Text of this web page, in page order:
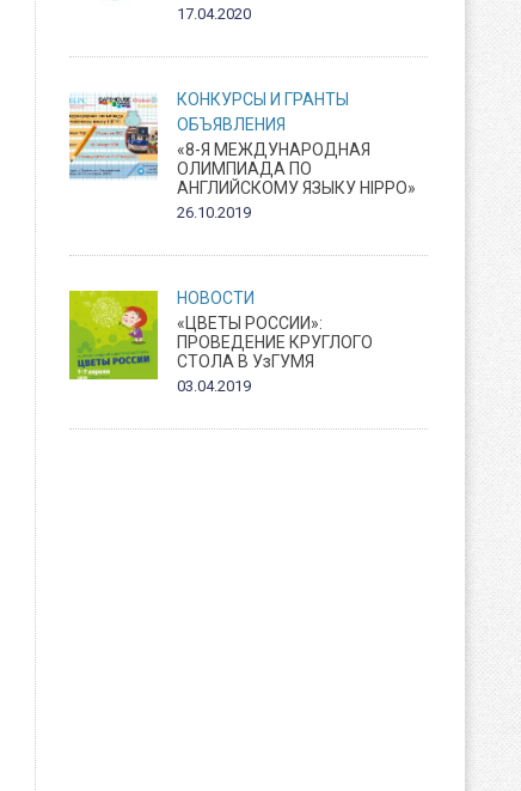
17.04.2020
КОНКУРСЫ И ГРАНТЫ
ОБЪЯВЛЕНИЯ
«8-Я МЕЖДУНАРОДНАЯ
ОЛИМПИАДА ПО
АНГЛИЙСКОМУ ЯЗЫКУ HIPPO»
26.10.2019
НОВОСТИ
«ЦВЕТЫ РОССИИ»:
ПРОВЕДЕНИЕ КРУГЛОГО
СТОЛА В УзГУМЯ
03.04.2019